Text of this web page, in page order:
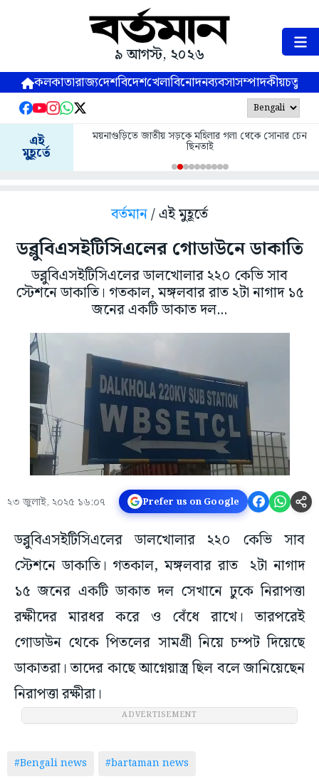
৯ আগস্ট, ২০২৬
কলকাতারাজ্যদেশবিদেশখেলাবিনোদনব্যবসাসম্পাদকীয়
এই
মুহূর্তে
ময়নাগুড়িতে জাতীয় সড়কে মহিলার গলা থেকে সোনার চেন
ছিনতাই
বর্তমান/ এই মুহূর্তে
ডব্লুবিএসইটিসিএলের গোডাউনে ডাকাতি
ডব্লুবিএসইটিসিএলের ডালখোলার ২২০ কেভি সাব
স্টেশনে ডাকাতি। গতকাল, মঙ্গলবার রাত ২টা নাগাদ ১৫
জনের একটি ডাকাত দল...
২৩ জুলাই, ২০২৫ ১৬:০৭ Prefer us on Google
ডব্লুবিএসইটিসিএলের ডালখোলার ২২০ কেভি সাব
স্টেশনে ডাকাতি। গতকাল, মঙ্গলবার রাত ২টা নাগাদ
১৫ জনের একটি ডাকাত দল সেখানে ঢুকে নিরাপত্তা
রক্ষীদের মারধর করে ও বেঁধে রাখে। তারপরেই
গোডাউন থেকে পিতলের সামগ্রী নিয়ে চম্পট দিয়েছে
ডাকাতরা। তাদের কাছে আগ্নেয়াস্ত্র ছিল বলে জানিয়েছেন
নিরাপত্তা রক্ষীরা।
ADVERTISEMENT
#Bengali news #bartaman news